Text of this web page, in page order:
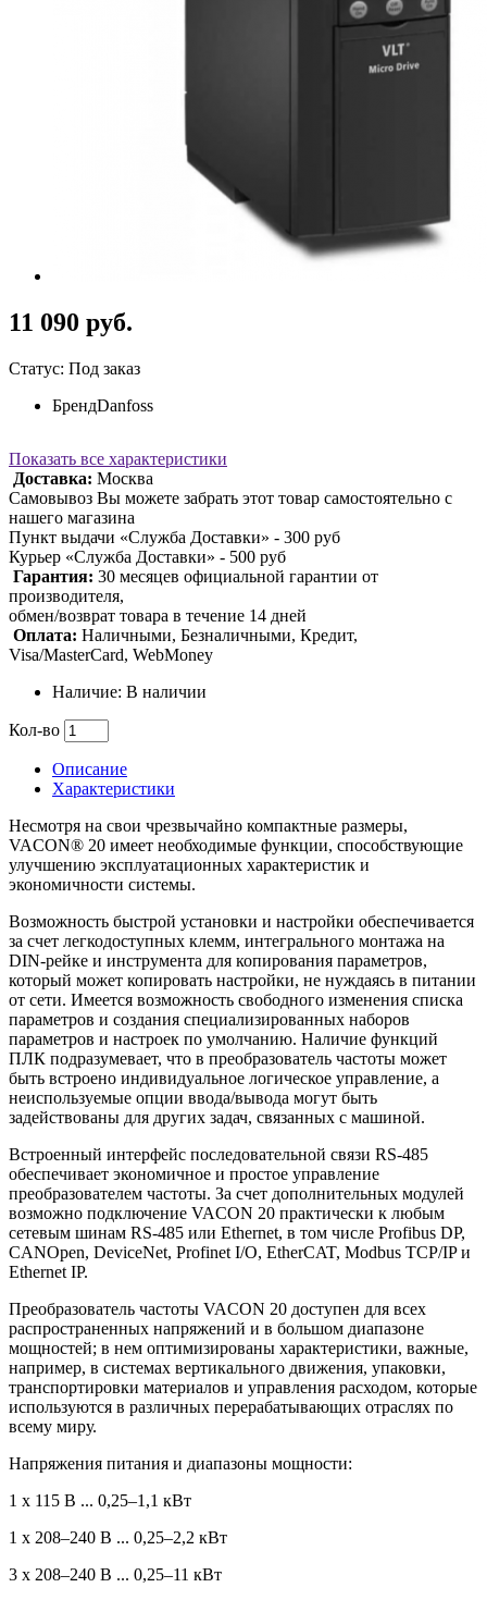
11 090 руб.
Статус: Под заказ
БрендDanfoss
Показать все характеристики
Доставка: Москва
Самовывоз Вы можете забрать этот товар самостоятельно с
нашего магазина
Пункт выдачи «Служба Доставки» - 300 руб
Курьер «Служба Доставки» - 500 руб
Гарантия: 30 месяцев официальной гарантии от
производителя,
обмен/возврат товара в течение 14 дней
Оплата: Наличными, Безналичными, Кредит,
Visa/MasterCard, WebMoney
Наличие: В наличии
Кол-во
Описание
Характеристики
Несмотря на свои чрезвычайно компактные размеры,
VACON® 20 имеет необходимые функции, способствующие
улучшению эксплуатационных характеристик и
экономичности системы.
Возможность быстрой установки и настройки обеспечивается
за счет легкодоступных клемм, интегрального монтажа на
DIN-рейке и инструмента для копирования параметров,
который может копировать настройки, не нуждаясь в питании
от сети. Имеется возможность свободного изменения списка
параметров и создания специализированных наборов
параметров и настроек по умолчанию. Наличие функций
ПЛК подразумевает, что в преобразователь частоты может
быть встроено индивидуальное логическое управление, а
неиспользуемые опции ввода/вывода могут быть
задействованы для других задач, связанных с машиной.
Встроенный интерфейс последовательной связи RS-485
обеспечивает экономичное и простое управление
преобразователем частоты. За счет дополнительных модулей
возможно подключение VACON 20 практически к любым
сетевым шинам RS-485 или Ethernet, в том числе Profibus DP,
CANOpen, DeviceNet, Profinet I/O, EtherCAT, Modbus TCP/IP и
Ethernet IP.
Преобразователь частоты VACON 20 доступен для всех
распространенных напряжений и в большом диапазоне
мощностей; в нем оптимизированы характеристики, важные,
например, в системах вертикального движения, упаковки,
транспортировки материалов и управления расходом, которые
используются в различных перерабатывающих отраслях по
всему миру.
Напряжения питания и диапазоны мощности:
1 x 115 В ... 0,25–1,1 кВт
1 x 208–240 В ... 0,25–2,2 кВт
3 x 208–240 В ... 0,25–11 кВт